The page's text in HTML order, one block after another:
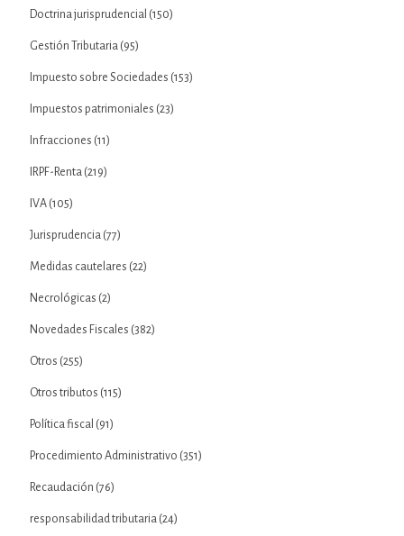
Doctrina jurisprudencial (150)
Gestión Tributaria (95)
Impuesto sobre Sociedades (153)
Impuestos patrimoniales (23)
Infracciones (11)
IRPF-Renta (219)
IVA (105)
Jurisprudencia (77)
Medidas cautelares (22)
Necrológicas (2)
Novedades Fiscales (382)
Otros (255)
Otros tributos (115)
Política fiscal (91)
Procedimiento Administrativo (351)
Recaudación (76)
responsabilidad tributaria (24)